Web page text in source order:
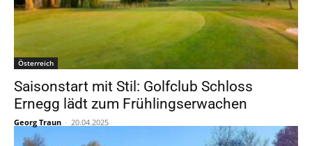
Österreich
Saisonstart mit Stil: Golfclub Schloss
Ernegg lädt zum Frühlingserwachen
Georg Traun - 20.04.2025